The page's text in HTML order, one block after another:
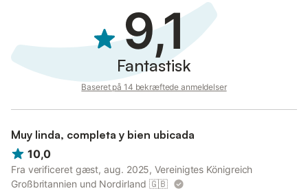
9,1
Fantastisk
Baseret på 14 bekræftede anmeldelser
Muy linda, completa y bien ubicada
10,0
Fra verificeret gæst, aug. 2025, Vereinigtes Königreich
Großbritannien und Nordirland 🇬🇧